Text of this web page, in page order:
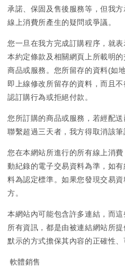
承諾、保固及售後服務等，但我
線上消費所產生的疑問或爭議。
您一旦在我方完成訂購程序，就
本約定條款及相關網頁上所載明
商品或服務。您所留存的資料(如
即上線修改所留存的資料，而且
認訂購行為或拒絕付款。
您所訂購的商品或服務，若經配
聯繫超過三天者，我方得取消該筆
您在本網站所進行的所有線上消
動紀錄的電子交易資料為準，如
料為認定標準。如果您發現交易
方。
本網站內可能包含許多連結，而
所有資訊，都是由被連結網站所
默示的方式擔保其內容的正確性、
軟體銷售